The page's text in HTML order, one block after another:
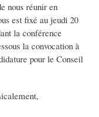
nous réunir en
est fixé au jeudi 20
la conférence
la convocation à
pour le Conseil